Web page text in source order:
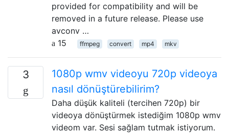
provided for compatibility and will be
removed in a future release. Please use
avconv …
15
ffmpeg convert mp4 mkv
3
1080p wmv videoyu 720p videoya
nasıl dönüştürebilirim?
Daha düşük kaliteli (tercihen 720p) bir
videoya dönüştürmek istediğim 1080p wmv
videom var. Sesi sağlam tutmak istiyorum.